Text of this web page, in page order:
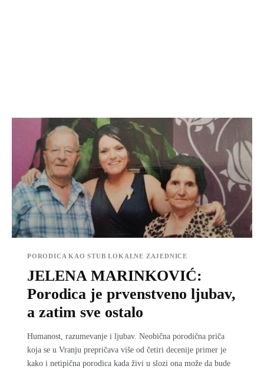
PORODICA KAO STUB LOKALNE ZAJEDNICE
JELENA MARINKOVIĆ:
Porodica je prvenstveno lјubav,
a zatim sve ostalo
Humanost, razumevanje i lјubav. Neobična porodična priča
koja se u Vranju prepričava više od četiri decenije primer je
kako i netipična porodica kada živi u slozi ona može da bude